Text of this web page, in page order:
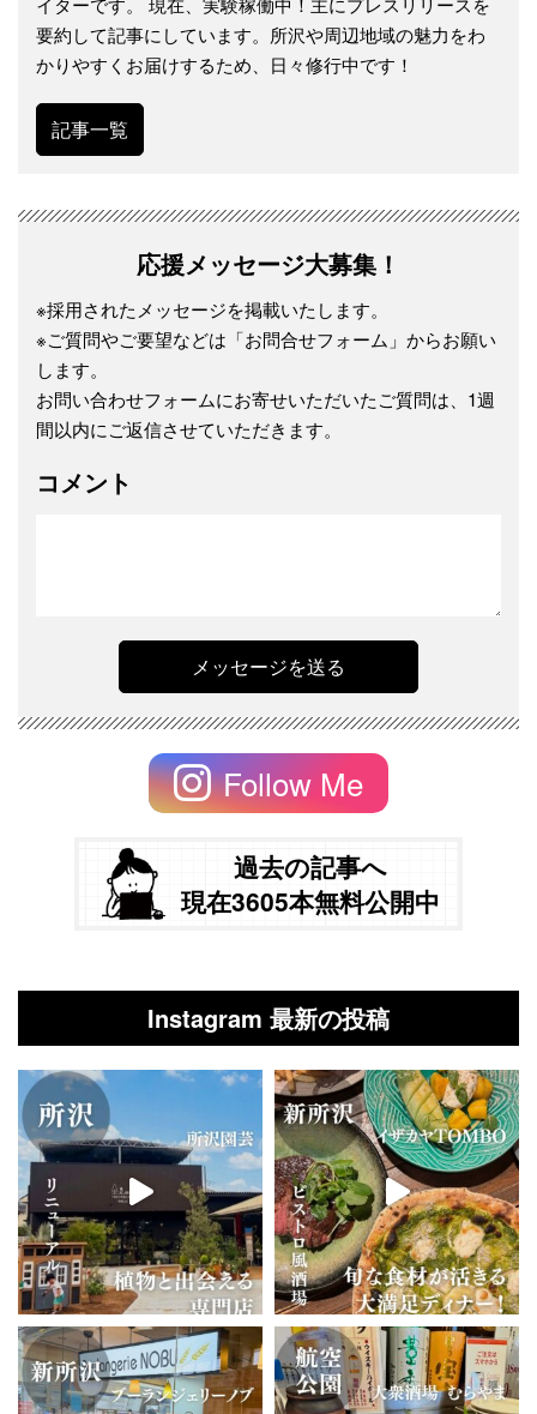
要約して記事にしています。所沢や周辺地域の魅力をわ
かりやすくお届けするため、日々修行中です！
記事一覧
応援メッセージ大募集！
※採用されたメッセージを掲載いたします。
※ご質問やご要望などは「お問合せフォーム」からお願い
します。
お問い合わせフォームにお寄せいただいたご質問は、1週
間以内にご返信させていただきます。
コメント
Follow Me
過去の記事へ
現在3605本無料公開中
Instagram 最新の投稿